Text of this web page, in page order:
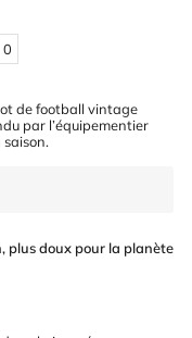
0
de football vintage
par l’équipementier
.
plus doux pour la planète